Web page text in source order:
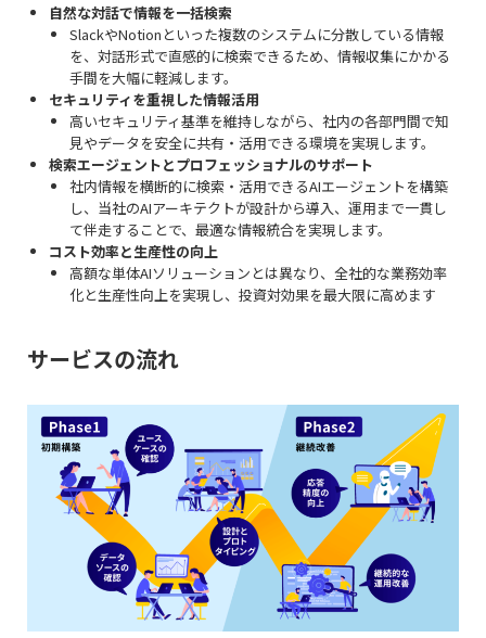
自然な対話で情報を一括検索
SlackやNotionといった複数のシステムに分散している情報
を、対話形式で直感的に検索できるため、情報収集にかかる
手間を大幅に軽減します。
セキュリティを重視した情報活用
高いセキュリティ基準を維持しながら、社内の各部門間で知
見やデータを安全に共有・活用できる環境を実現します。
検索エージェントとプロフェッショナルのサポート
社内情報を横断的に検索・活用できるAIエージェントを構築
し、当社のAIアーキテクトが設計から導入、運用まで一貫し
て伴走することで、最適な情報統合を実現します。
コスト効率と生産性の向上
高額な単体AIソリューションとは異なり、全社的な業務効率
化と生産性向上を実現し、投資対効果を最大限に高めます
サービスの流れ